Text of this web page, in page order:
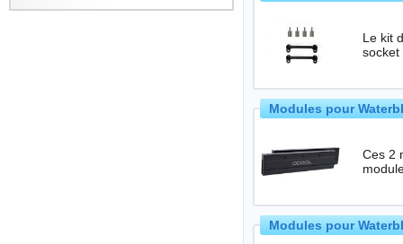
Le kit
Modules pour
Ces 2
Modules pour